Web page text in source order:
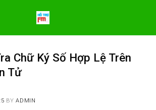
Chữ Ký Số Hợp Lệ Trên
Tử
BYADMIN